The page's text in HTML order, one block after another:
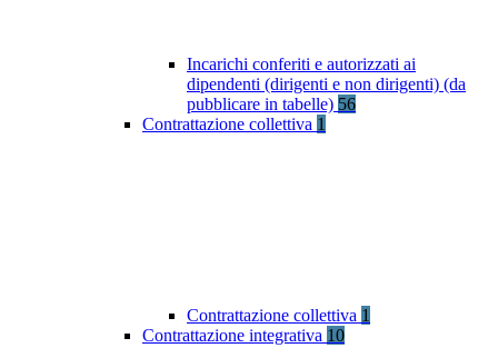
Incarichi conferiti e autorizzati ai
dipendenti (dirigenti e non dirigenti) (da
pubblicare in tabelle) 56
Contrattazione collettiva 1
Contrattazione collettiva 1
Contrattazione integrativa 10